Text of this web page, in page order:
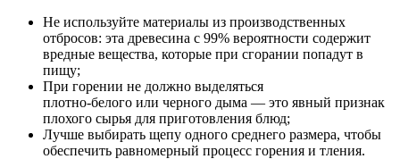
Не используйте материалы из производственных
отбросов: эта древесина с 99% вероятности содержит
вредные вещества, которые при сгорании попадут в
пищу;
При горении не должно выделяться
плотно-белого или черного дыма — это явный признак
плохого сырья для приготовления блюд;
Лучше выбирать щепу одного среднего размера, чтобы
обеспечить равномерный процесс горения и тления.